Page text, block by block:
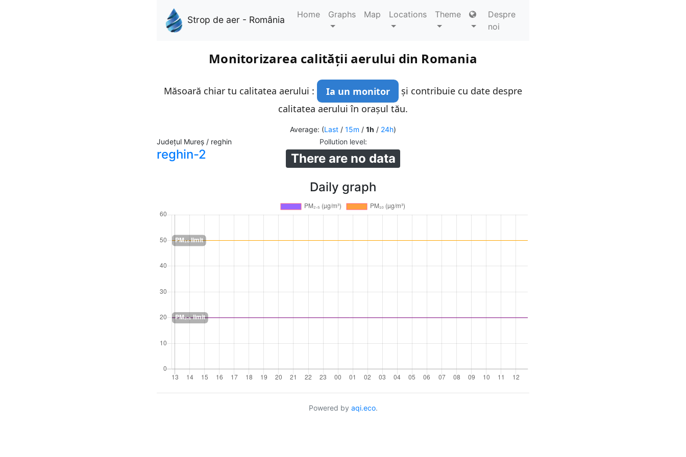
Strop de aer - România Home Graphs Map Locations Theme
Despre
noi
Monitorizarea calității aerului din Romania
Măsoară chiar tu calitatea aerului : Ia un monitor
și contribuie cu date despre
calitatea aerului în orașul tău.
Average: (Last / 15m / 1h / 24h)
Județul Mureș / reghin
reghin-2
Pollution level:
There are no data
Daily graph
Powered by aqi.eco.